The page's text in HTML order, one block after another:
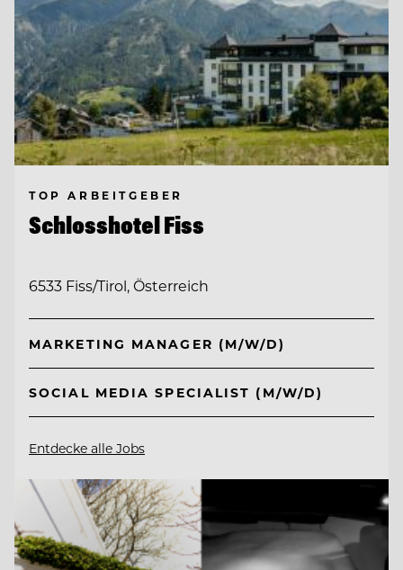
TOP ARBEITGEBER
Schlosshotel Fiss
6533 Fiss/Tirol, Österreich
MARKETING MANAGER (M/W/D)
SOCIAL MEDIA SPECIALIST (M/W/D)
Entdecke alle Jobs